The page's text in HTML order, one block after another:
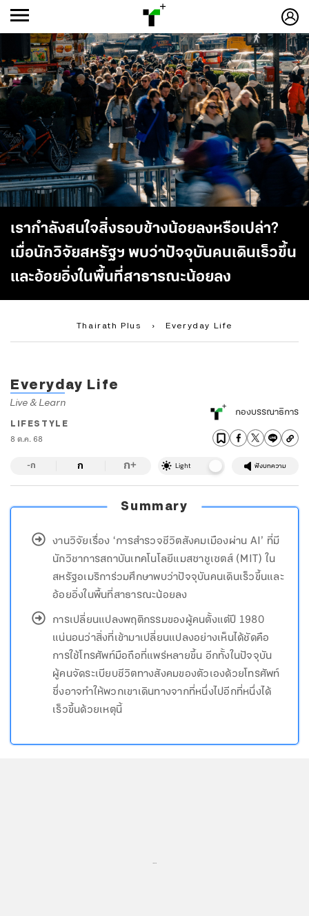
เรากำลังสนใจสิ่งรอบข้างน้อยลงหรือเปล่า?
เมื่อนักวิจัยสหรัฐฯ พบว่าปัจจุบันคนเดินเร็วขึ้น
และอ้อยอิ่งในพื้นที่สาธารณะน้อยลง
Thairath Plus › Everyday Life
-ก
Everyday Life
Live & Learn
LIFESTYLE
8 ต.ค. 68
กองบรรณาธิการ
-ก ก ก+ Light ฟังบทความ
Summary
งานวิจัยเรื่อง ‘การสำรวจชีวิตสังคมเมืองผ่าน AI’ ที่มี
นักวิชาการสถาบันเทคโนโลยีแมสซาชูเซตส์ (MIT) ใน
สหรัฐอเมริการ่วมศึกษาพบว่าปัจจุบันคนเดินเร็วขึ้นและ
อ้อยอิ่งในพื้นที่สาธารณะน้อยลง
การเปลี่ยนแปลงพฤติกรรมของผู้คนตั้งแต่ปี 1980
แน่นอนว่าสิ่งที่เข้ามาเปลี่ยนแปลงอย่างเห็นได้ชัดคือ
การใช้โทรศัพท์มือถือที่แพร่หลายขึ้น อีกทั้งในปัจจุบัน
ผู้คนจัดระเบียบชีวิตทางสังคมของตัวเองด้วยโทรศัพท์
ซึ่งอาจทำให้พวกเขาเดินทางจากที่หนึ่งไปอีกที่หนึ่งได้
เร็วขึ้นด้วยเหตุนี้
...